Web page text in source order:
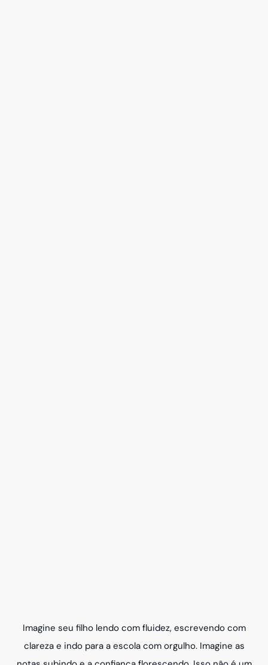
Imagine seu filho lendo com fluidez, escrevendo com
clareza e indo para a escola com orgulho. Imagine as